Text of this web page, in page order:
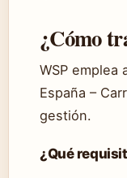
¿Cómo
WSP emplea
España –
gestión.
¿Qué